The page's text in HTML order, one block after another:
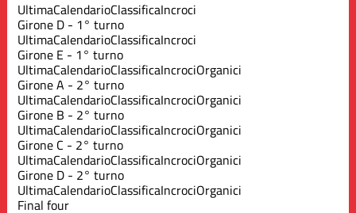
UltimaCalendarioClassificaIncroci
Girone D - 1° turno
UltimaCalendarioClassificaIncroci
Girone E - 1° turno
UltimaCalendarioClassificaIncrociOrganici
Girone A - 2° turno
UltimaCalendarioClassificaIncrociOrganici
Girone B - 2° turno
UltimaCalendarioClassificaIncrociOrganici
Girone C - 2° turno
UltimaCalendarioClassificaIncrociOrganici
Girone D - 2° turno
UltimaCalendarioClassificaIncrociOrganici
Final four